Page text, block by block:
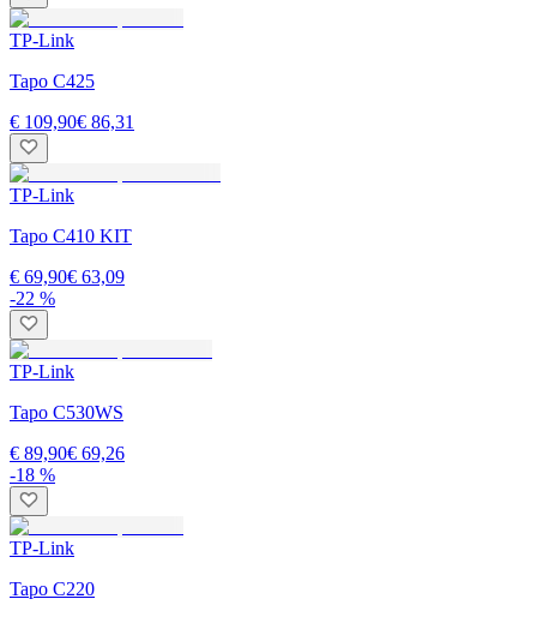
TP-Link
Tapo C425
€ 109,90€ 86,31
TP-Link
Tapo C410 KIT
€ 69,90€ 63,09
-22 %
TP-Link
Tapo C530WS
€ 89,90€ 69,26
-18 %
TP-Link
Tapo C220